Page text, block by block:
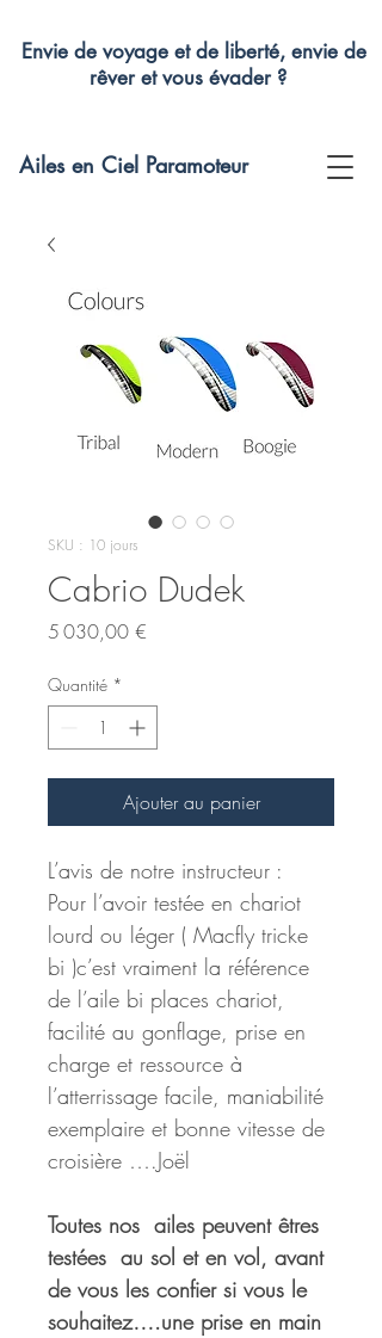
Ailes en Ciel Paramoteur
Envie de voyage et de liberté, envie de
rêver et vous évader ?
SKU : 10 jours
Cabrio Dudek
5 030,00 €
Quantité *
Ajouter au panier
L’avis de notre instructeur :
Pour l’avoir testée en chariot
lourd ou léger ( Macfly tricke
bi )c’est vraiment la référence
de l’aile bi places chariot,
facilité au gonflage, prise en
charge et ressource à
l’atterrissage facile, maniabilité
exemplaire et bonne vitesse de
croisière ….Joël
Toutes nos  ailes peuvent êtres
testées  au sol et en vol, avant
de vous les confier si vous le
souhaitez….une prise en main